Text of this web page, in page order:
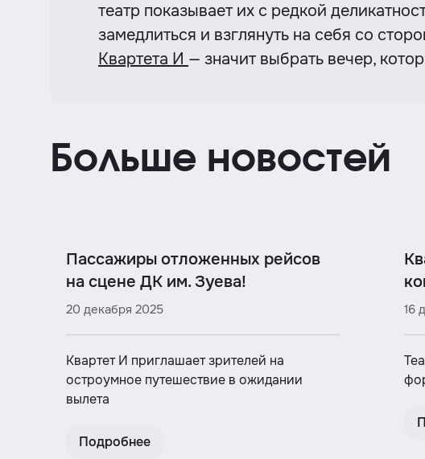
театр показывает их с редкой
замедлиться и взглянуть на себя со
Квартета И — значит выбрать вечер,
Больше новостей
Пассажиры отложенных рейсов
на сцене ДК им. Зуева!
20 декабря 2025
Квартет И приглашает зрителей на
остроумное путешествие в ожидании
вылета
Подробнее
16